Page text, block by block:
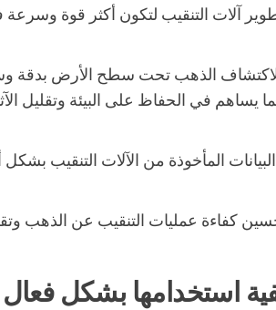
آلات التنقيب لتكون أكثر قوة
لاكتشاف الذهب تحت سطح الأرض بدقة
يساهم في الحفاظ على البيئة وتقليل
المأخوذة من الآلات التنقيب بشكل
كفاءة عمليات التنقيب عن الذهب
استخدامها بشكل فعال